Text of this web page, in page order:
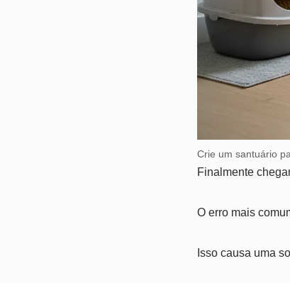
Crie um santuário
Finalmente
O erro mais
Isso causa uma